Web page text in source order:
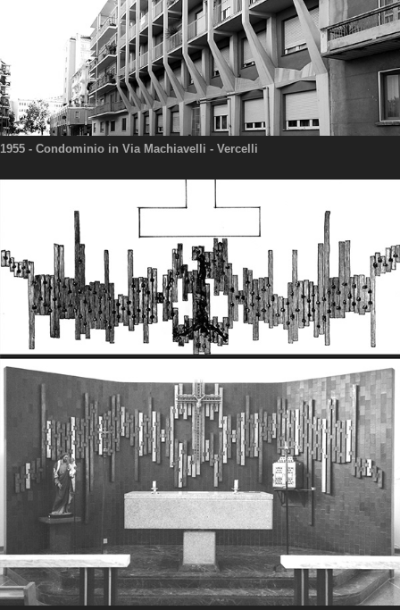
1955 - Condominio in Via Machiavelli - Vercelli